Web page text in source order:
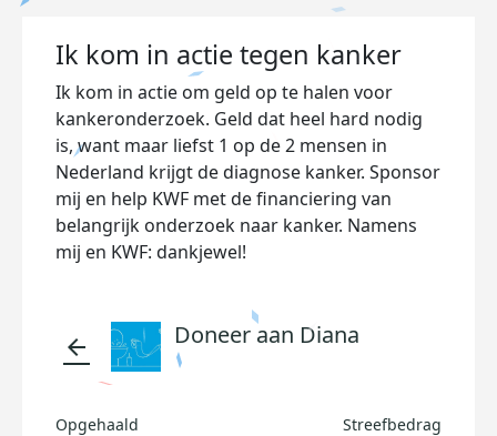
Ik kom in actie tegen kanker
Ik kom in actie om geld op te halen voor
kankeronderzoek. Geld dat heel hard nodig
is, want maar liefst 1 op de 2 mensen in
Nederland krijgt de diagnose kanker. Sponsor
mij en help KWF met de financiering van
belangrijk onderzoek naar kanker. Namens
mij en KWF: dankjewel!
arrow_back Doneer aan Diana
Opgehaald Streefbedrag